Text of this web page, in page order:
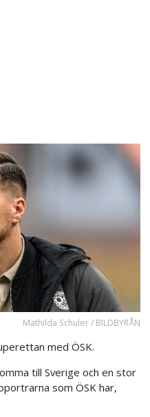
Mathilda Schuler / BILDBYRÅN
med ÖSK.
till Sverige och en stor
som ÖSK har,